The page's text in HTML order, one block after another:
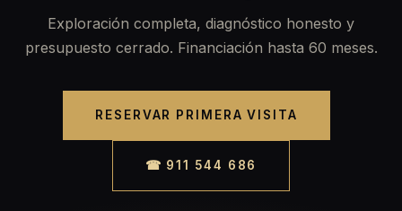
Exploración completa, diagnóstico honesto y
presupuesto cerrado. Financiación hasta 60 meses.
RESERVAR PRIMERA VISITA
☎ 911 544 686